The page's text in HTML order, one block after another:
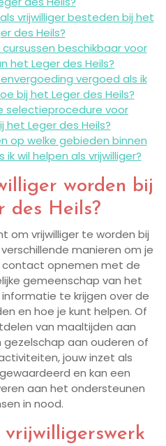
vrijwilliger besteden bij het
des Heils?
beschikbaar voor
het Leger des Heils?
vergoed als ik
bij het Leger des Heils?
selectieprocedure voor
het Leger des Heils?
op welke gebieden binnen
ik wil helpen als vrijwilliger?
worden bij
des Heils?
om vrijwilliger te worden bij
manieren om je
contact opnemen met de
gemeenschap van het
te krijgen over de
en hoe je kunt helpen. Of
van maaltijden aan
aan ouderen of
jouw inzet als
en kan een
aan het ondersteunen
in nood.
vrijwilligerswerk